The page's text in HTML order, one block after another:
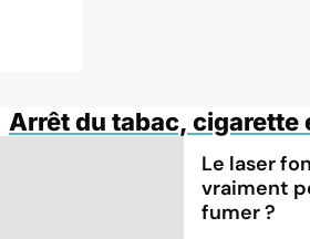
Arrêt du tabac, cigarette
Le laser
vraiment
fumer ?